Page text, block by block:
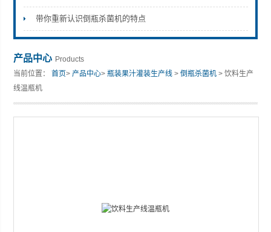
张家港市裕丰饮料机械有限公司
带你重新认识倒瓶杀菌机的特点
产品中心 Products
当前位置：首页>产品中心>瓶装果汁灌装生产线 >倒瓶杀菌机 > 饮料生产
线温瓶机